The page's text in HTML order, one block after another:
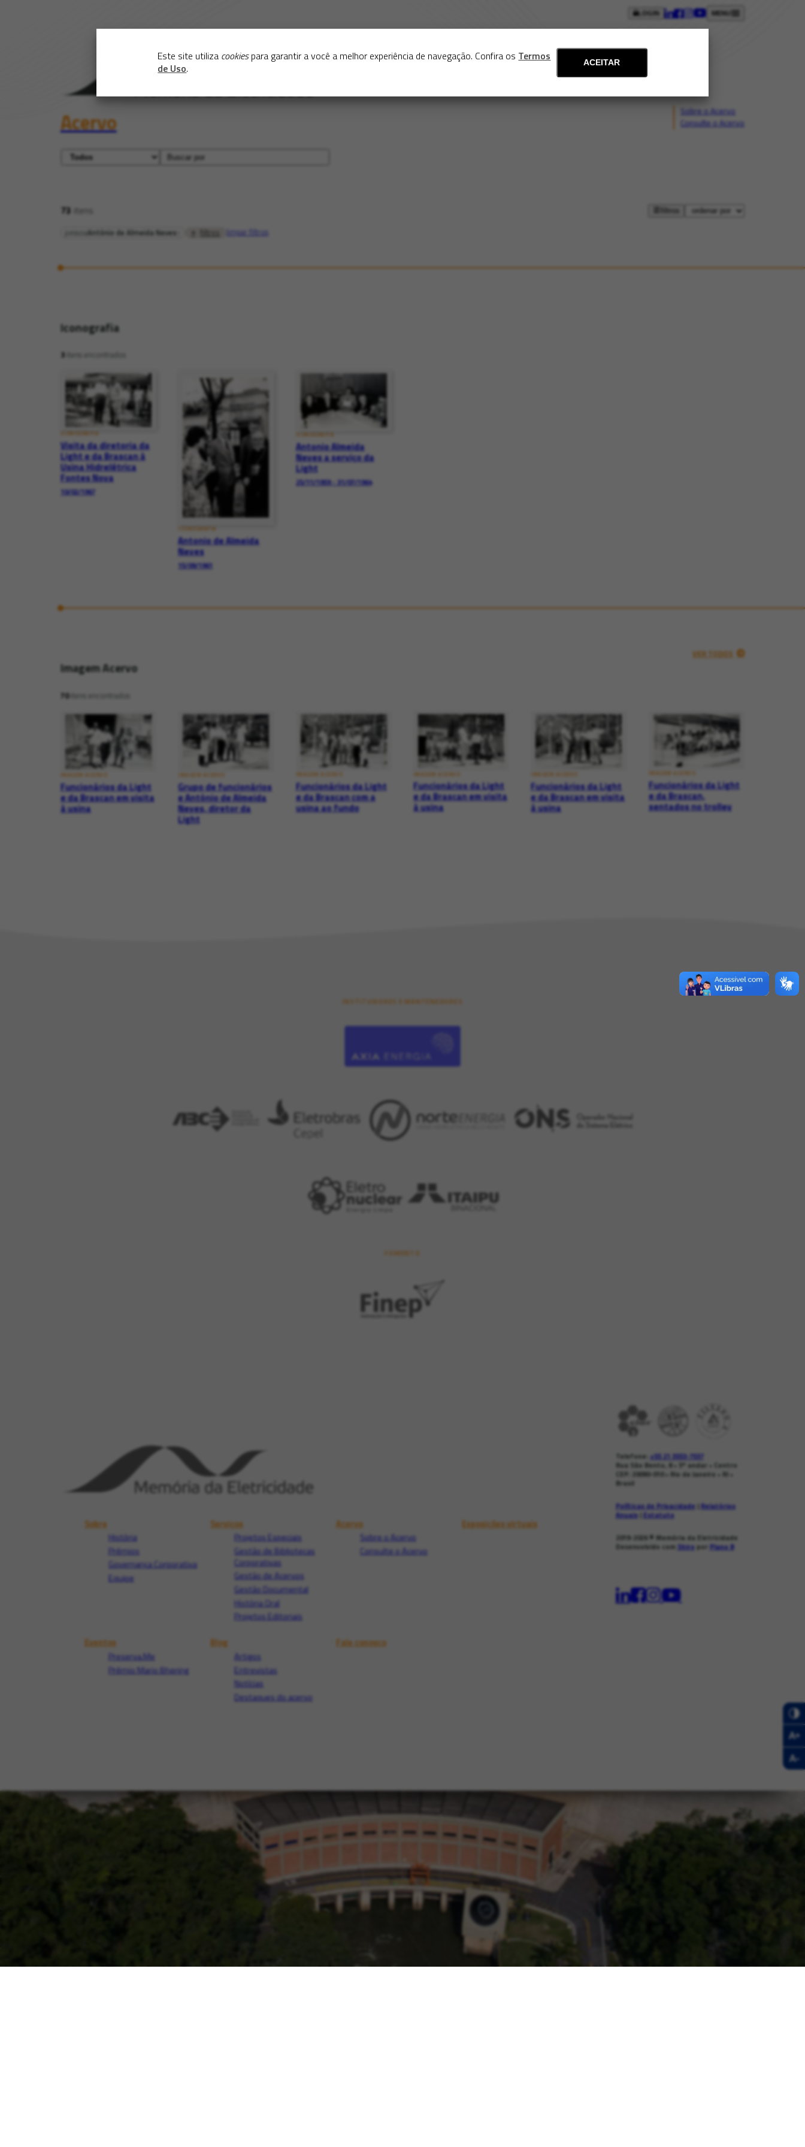
Este site utiliza cookiespara garantir a você a melhor experiência de navegação. Confira os Termos
de Uso. ACEITAR
LOGIN
Acervo
Sobre o Acervo
Consulte o Acervo
73 itens filtros
pessoaAntônio de Almeida Neves filtros limpar filtros
Iconografia
3itens encontrados
ICONOGRAFIA
Visita da diretoria da
Light e da Brascan à
Usina Hidrelétrica
Fontes Nova
10/02/1967
Antonio de Almeida
Neves
15/09/1961
ICONOGRAFIA
Antonio Almeida
Neves a serviço da
Light
25/11/1959 - 31/07/1964
Imagem Acervo
70itens encontrados
VER TODOS
IMAGEM ACERVO
Funcionários da Light
e da Brascan em visita
à usina
IMAGEM ACERVO
Grupo de funcionários
e Antônio de Almeida
Neves, diretor da
Light
IMAGEM ACERVO
Funcionários da Light
e da Brascan com a
usina ao fundo
IMAGEM ACERVO
Funcionários da Light
e da Brascan em visita
à usina
IMAGEM ACERVO
Funcionários da Light
e da Brascan em visita
à usina
IMAGEM ACERVO
Funcionários da Light
e da Brascan,
sentados no trolley
INSTITUIDORES E MANTENEDORES
FOMENTO
Sobre
História
Prêmios
Governança Corporativa
Equipe
Serviços
Projetos Especiais
Gestão de Bibliotecas
Corporativas
Gestão de Acervos
Gestão Documental
História Oral
Projetos Editoriais
Acervo
Sobre o Acervo
Consulte o Acervo
Exposições virtuais
Eventos
Preserva.Me
Prêmio Mario Bhering
Blog
Artigos
Entrevistas
Notícias
Destaques do acervo
Fale conosco
Telefone: +55 21 3553-7537
Rua São Bento, 8 • 5º andar • Centro
CEP: 20090-010 • Rio de Janeiro • RJ •
Brasil
Políticas de Privacidade Relatórios
Anuais
Estatuto
2019-2026© Memória da Eletricidade
Desenvolvido com Shiro por Plano B